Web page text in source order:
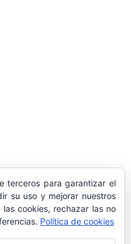
“CENA DE GALA
terceros para garantizar el
su uso y mejorar nuestros
cookies, rechazar las no
Política de cookies